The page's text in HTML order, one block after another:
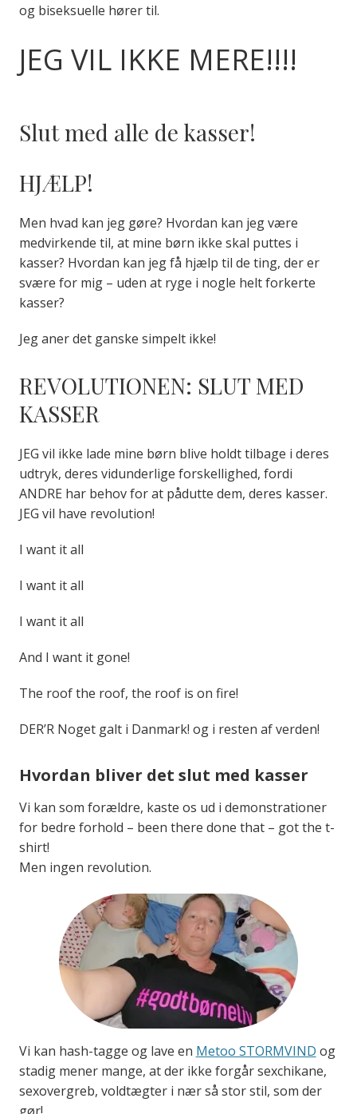
og biseksuelle hører til.
JEG VIL IKKE MERE!!!!
Slut med alle de kasser!
HJÆLP!
Men hvad kan jeg gøre? Hvordan kan jeg være
medvirkende til, at mine børn ikke skal puttes i
kasser? Hvordan kan jeg få hjælp til de ting, der er
svære for mig – uden at ryge i nogle helt forkerte
kasser?
Jeg aner det ganske simpelt ikke!
REVOLUTIONEN: SLUT MED
KASSER
JEG vil ikke lade mine børn blive holdt tilbage i deres
udtryk, deres vidunderlige forskellighed, fordi
ANDRE har behov for at pådutte dem, deres kasser.
JEG vil have revolution!
I want it all
I want it all
I want it all
And I want it gone!
The roof the roof, the roof is on fire!
DER’R Noget galt i Danmark! og i resten af verden!
Hvordan bliver det slut med kasser
Vi kan som forældre, kaste os ud i demonstrationer
for bedre forhold – been there done that – got the t-
shirt!
Men ingen revolution.
Vi kan hash-tagge og lave en Metoo STORMVIND og
stadig mener mange, at der ikke forgår sexchikane,
sexovergreb, voldtægter i nær så stor stil, som der